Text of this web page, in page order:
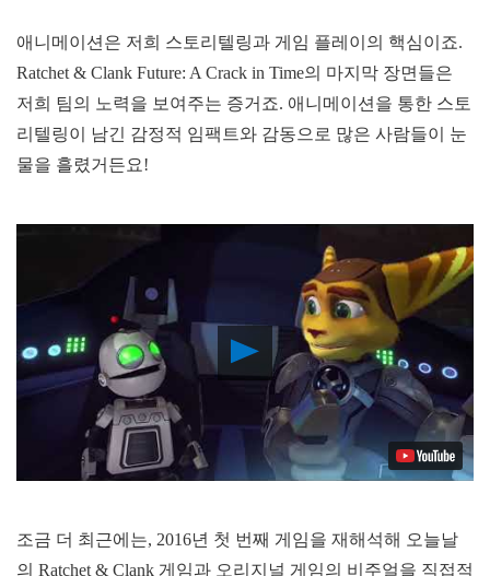
애니메이션은 저희 스토리텔링과 게임 플레이의 핵심이죠.
Ratchet & Clank Future: A Crack in Time의 마지막 장면들은
저희 팀의 노력을 보여주는 증거죠. 애니메이션을 통한 스토
리텔링이 남긴 감정적 임팩트와 감동으로 많은 사람들이 눈
물을 흘렸거든요!
Play
Video
조금 더 최근에는, 2016년 첫 번째 게임을 재해석해 오늘날
의 Ratchet & Clank 게임과 오리지널 게임의 비주얼을 직접적